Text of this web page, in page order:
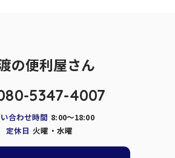
の便利屋さん
5347-4007
合わせ時間 8:00～18:00
定休日 火曜・水曜